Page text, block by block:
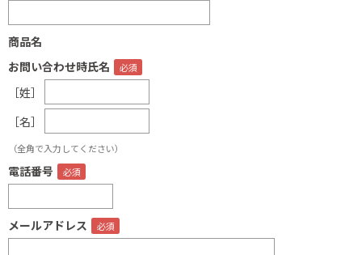
商品名
お問い合わせ時氏名
［姓］
［名］
（全角で入力してください）
電話番号
メールアドレス